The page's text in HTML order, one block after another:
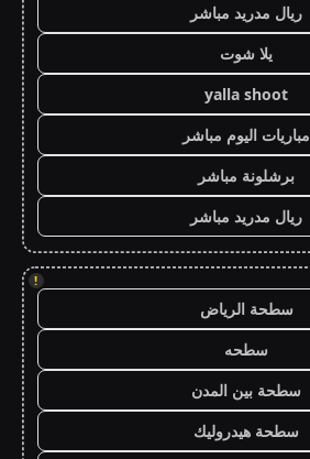
ريال مدريد مباشر
يلا شوت
yalla shoot
مباريات اليوم مباشر
برشلونة مباشر
ريال مدريد مباشر
!
سطحة الرياض
سطحه
سطحة بين المدن
سطحة هيدروليك